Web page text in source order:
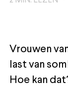
Vrouwen
last van
Hoe kan